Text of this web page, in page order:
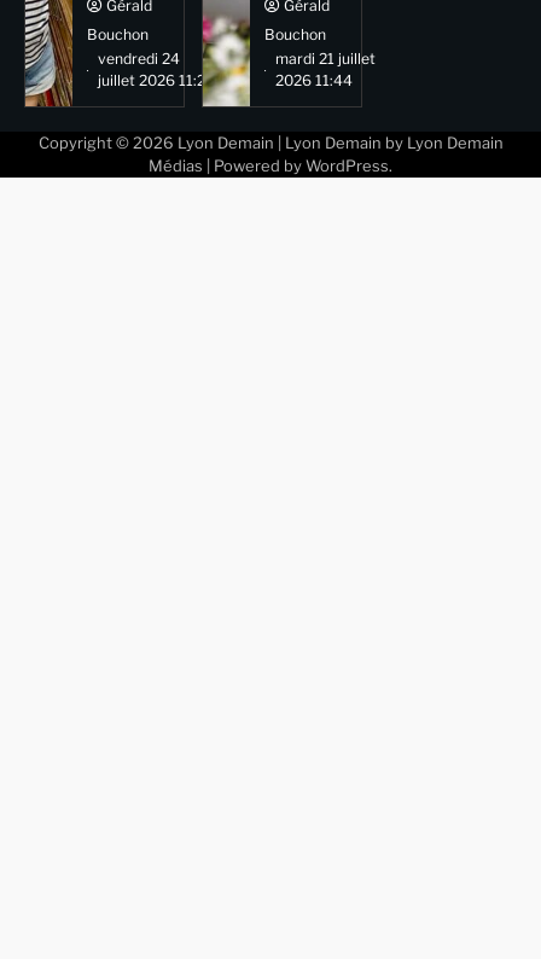
Gérald
Bouchon
vendredi 24
juillet 2026 11:29
Gérald
Bouchon
mardi 21 juillet
2026 11:44
Copyright © 2026 Lyon Demain | Lyon Demain by Lyon Demain
Médias | Powered by WordPress.